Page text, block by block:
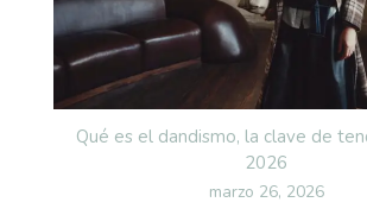
Qué es el dandismo, la clave de
2026
Posted
marzo 26, 2026